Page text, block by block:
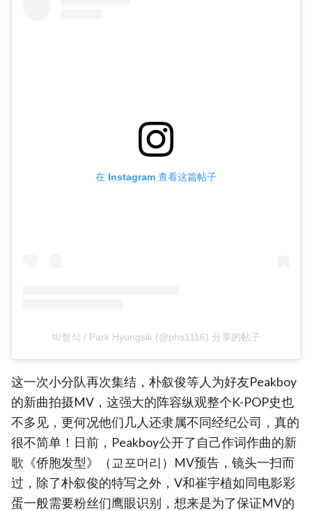
在 Instagram 查看这篇帖子
박형식 / Park Hyungsik (@phs1116) 分享的帖子
这一次小分队再次集结，朴叙俊等人为好友Peakboy
的新曲拍摄MV，这强大的阵容纵观整个K-POP史也
不多见，更何况他们几人还隶属不同经纪公司，真的
很不简单！日前，Peakboy公开了自己作词作曲的新
歌《侨胞发型》（교포머리）MV预告，镜头一扫而
过，除了朴叙俊的特写之外，V和崔宇植如同电影彩
蛋一般需要粉丝们鹰眼识别，想来是为了保证MV的